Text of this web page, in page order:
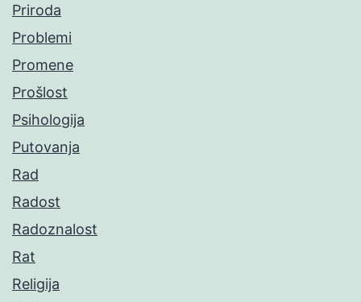
Priroda
Problemi
Promene
Prošlost
Psihologija
Putovanja
Rad
Radost
Radoznalost
Rat
Religija